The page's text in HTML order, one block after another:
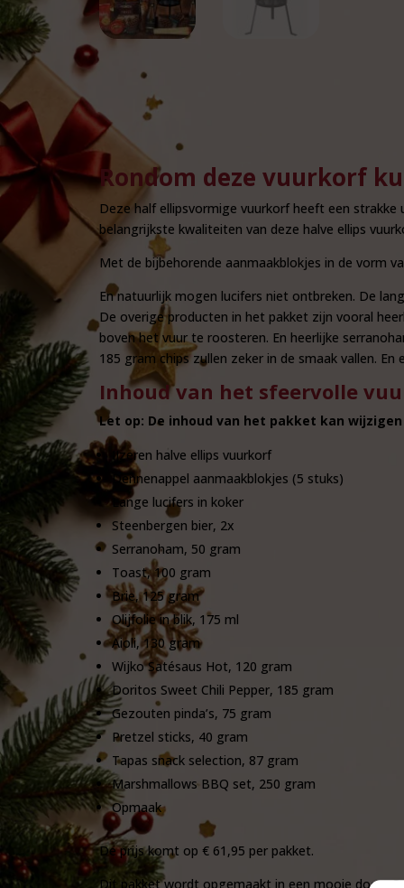
Rondom deze vuurkorf
Deze half ellipsvormige vuurkorf heeft een
belangrijkste kwaliteiten van deze halve ellips
Met de bijbehorende aanmaakblokjes in de vorm
En natuurlijk mogen lucifers niet ontbreken. De
De overige producten in het pakket zijn vooral
boven het vuur te roosteren. En heerlijke
185 gram chips zullen zeker in de smaak vallen.
Inhoud van het sfeervolle
Let op: De inhoud van het pakket kan
IJzeren halve ellips vuurkorf
Dennenappel aanmaakblokjes (5 stuks)
Lange lucifers in koker
Steenbergen bier, 2x
Serranoham, 50 gram
Toast, 100 gram
Brie, 125 gram
Olijfolie in blik, 175 ml
Aioli, 130 gram
Wijko Satésaus Hot, 120 gram
Doritos Sweet Chili Pepper, 185 gram
Gezouten pinda’s, 75 gram
Pretzel sticks, 40 gram
Tapas snack selection, 87 gram
Marshmallows BBQ set, 250 gram
Opmaak
De prijs komt op € 61,95 per pakket.
Dit pakket wordt opgemaakt in een mooie doos.